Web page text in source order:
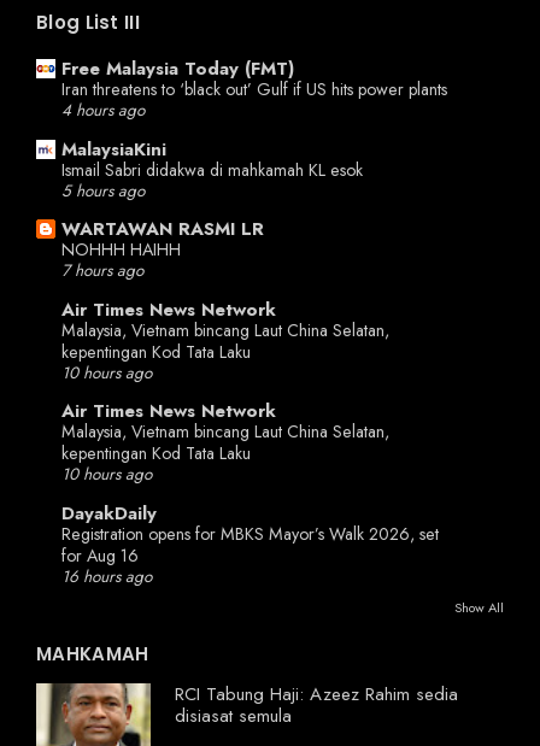
Blog List III
Free Malaysia Today (FMT)
Iran threatens to ‘black out’ Gulf if US hits power plants
4 hours ago
MalaysiaKini
Ismail Sabri didakwa di mahkamah KL esok
5 hours ago
WARTAWAN RASMI LR
NOHHH HAIHH
7 hours ago
Air Times News Network
Malaysia, Vietnam bincang Laut China Selatan,
kepentingan Kod Tata Laku
10 hours ago
Air Times News Network
Malaysia, Vietnam bincang Laut China Selatan,
kepentingan Kod Tata Laku
10 hours ago
DayakDaily
Registration opens for MBKS Mayor’s Walk 2026, set
for Aug 16
16 hours ago
Show All
MAHKAMAH
RCI Tabung Haji: Azeez Rahim sedia
disiasat semula